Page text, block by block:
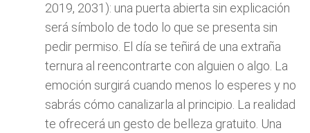
2019, 2031): una puerta abierta sin explicación
será símbolo de todo lo que se presenta sin
pedir permiso. El día se teñirá de una extraña
ternura al reencontrarte con alguien o algo. La
emoción surgirá cuando menos lo esperes y no
sabrás cómo canalizarla al principio. La realidad
te ofrecerá un gesto de belleza gratuito. Una